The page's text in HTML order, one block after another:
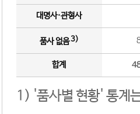
대명사·관형사
품사 없음3)
합계
1) '품사별 현황' 통계